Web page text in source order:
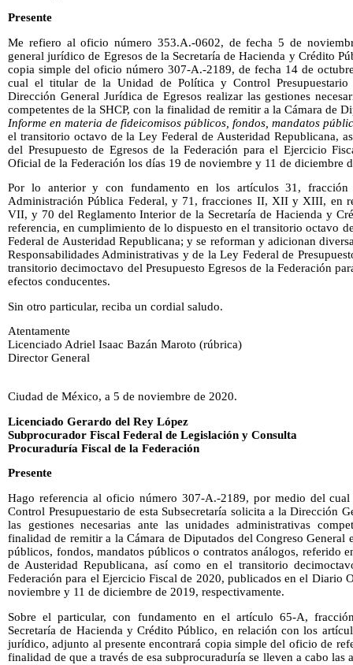
Presente
Me refiero al oficio número 353.A.-0602, de fecha 5 de
general jurídico de Egresos de la Secretaría de Hacienda y Crédito
copia simple del oficio número 307-A.-2189, de fecha 14 de
cual el titular de la Unidad de Política y Control Presupuestario
Dirección General Jurídica de Egresos realizar las gestiones
competentes de la SHCP, con la finalidad de remitir a la Cámara de
Informe en materia de fideicomisos públicos, fondos, mandatos
el transitorio octavo de la Ley Federal de Austeridad Republicana,
del Presupuesto de Egresos de la Federación para el Ejercicio
Oficial de la Federación los días 19 de noviembre y 11 de diciembre
Por lo anterior y con fundamento en los artículos 31,
Administración Pública Federal, y 71, fracciones II, XII y XIII, en
VII, y 70 del Reglamento Interior de la Secretaría de Hacienda y
referencia, en cumplimiento de lo dispuesto en el transitorio octavo
Federal de Austeridad Republicana; y se reforman y adicionan
Responsabilidades Administrativas y de la Ley Federal de
transitorio decimoctavo del Presupuesto Egresos de la Federación
efectos conducentes.
Sin otro particular, reciba un cordial saludo.
Atentamente
Licenciado Adriel Isaac Bazán Maroto (rúbrica)
Director General
Ciudad de México, a 5 de noviembre de 2020.
Licenciado Gerardo del Rey López
Subprocurador Fiscal Federal de Legislación y Consulta
Procuraduría Fiscal de la Federación
Presente
Hago referencia al oficio número 307-A.-2189, por medio del
Control Presupuestario de esta Subsecretaría solicita a la Dirección
las gestiones necesarias ante las unidades administrativas
finalidad de remitir a la Cámara de Diputados del Congreso General
públicos, fondos, mandatos públicos o contratos análogos, referido
de Austeridad Republicana, así como en el transitorio
Federación para el Ejercicio Fiscal de 2020, publicados en el Diario
noviembre y 11 de diciembre de 2019, respectivamente.
Sobre el particular, con fundamento en el artículo 65-A,
Secretaría de Hacienda y Crédito Público, en relación con los
jurídico, adjunto al presente encontrará copia simple del oficio de
finalidad de que a través de esa subprocuraduría se lleven a cabo las